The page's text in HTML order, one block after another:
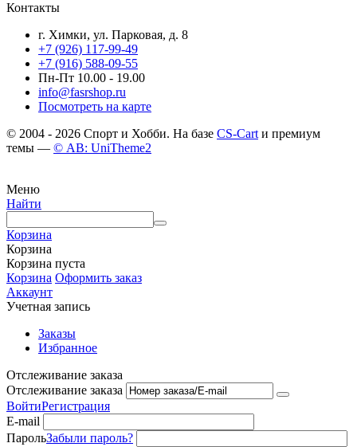
Контакты
г. Химки, ул. Парковая, д. 8
+7 (926) 117-99-49
+7 (916) 588-09-55
Пн-Пт 10.00 - 19.00
info@fasrshop.ru
Посмотреть на карте
© 2004 - 2026 Спорт и Хобби. На базе CS-Cart и премиум
темы — © AB: UniTheme2
Меню
Найти
Корзина
Корзина
Корзина пуста
Корзина Оформить заказ
Аккаунт
Учетная запись
Заказы
Избранное
Отслеживание заказа
Отслеживание заказа
ВойтиРегистрация
E-mail
ПарольЗабыли пароль?